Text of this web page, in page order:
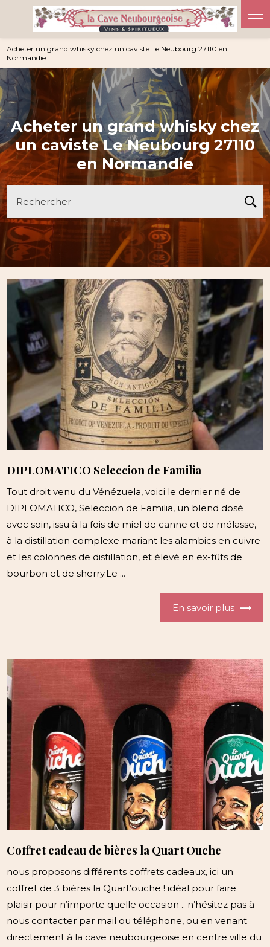
Acheter un grand whisky chez un caviste Le Neubourg 27110 en
Normandie
Acheter un grand whisky chez
un caviste Le Neubourg 27110
en Normandie
Rechercher
DIPLOMATICO Seleccion de Familia
Tout droit venu du Vénézuela, voici le dernier né de
DIPLOMATICO, Seleccion de Familia, un blend dosé
avec soin, issu à la fois de miel de canne et de mélasse,
à la distillation complexe mariant les alambics en cuivre
et les colonnes de distillation, et élevé en ex-fûts de
bourbon et de sherry.Le ...
En savoir plus
Coffret cadeau de bières la Quart Ouche
nous proposons différents coffrets cadeaux, ici un
coffret de 3 bières la Quart’ouche ! idéal pour faire
plaisir pour n’importe quelle occasion .. n’hésitez pas à
nous contacter par mail ou téléphone, ou en venant
directement à la cave neubourgeoise en centre ville du
Panneau de gestion des cookies